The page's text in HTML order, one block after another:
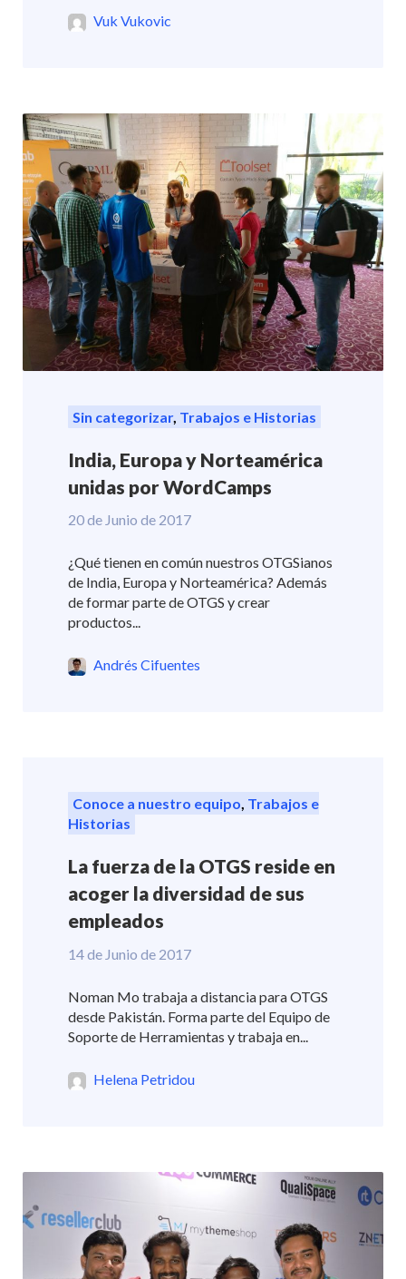
Vuk Vukovic
Sin categorizar, Trabajos e Historias
India, Europa y Norteamérica
unidas por WordCamps
20 de Junio de 2017
¿Qué tienen en común nuestros OTGSianos
de India, Europa y Norteamérica? Además
de formar parte de OTGS y crear
productos...
Andrés Cifuentes
Conoce a nuestro equipo, Trabajos e
Historias
La fuerza de la OTGS reside en
acoger la diversidad de sus
empleados
14 de Junio de 2017
Noman Mo trabaja a distancia para OTGS
desde Pakistán. Forma parte del Equipo de
Soporte de Herramientas y trabaja en...
Helena Petridou